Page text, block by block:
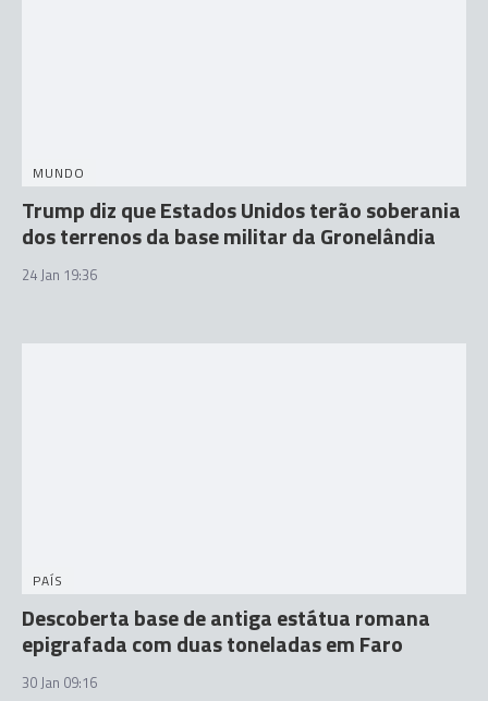
MUNDO
Trump diz que Estados Unidos terão soberania
dos terrenos da base militar da Gronelândia
24 Jan 19:36
PAÍS
Descoberta base de antiga estátua romana
epigrafada com duas toneladas em Faro
30 Jan 09:16